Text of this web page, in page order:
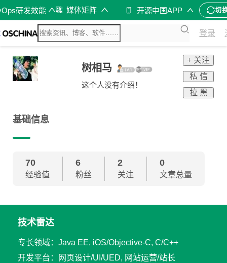
研发效能 媒体矩阵 开源中国APP 切
登录
树相马
这个人没有介绍！
+ 关注
私 信
拉 黑
基础信息
70
经验值
6
粉丝
2
关注
0
文章总量
技术雷达
专长领域：Java EE, iOS/Objective-C, C/C++
开发平台：网页设计/UI/UED, 网站运营/站长